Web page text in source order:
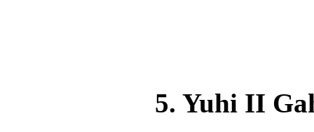
5. Yuhi II